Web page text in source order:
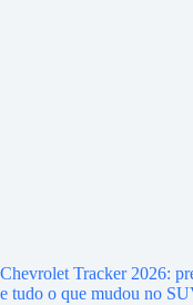
Chevrolet Tracker 2026:
e tudo o que mudou no